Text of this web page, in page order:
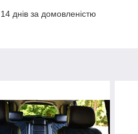
днів за домовленістю